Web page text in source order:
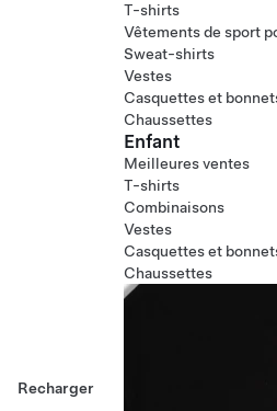
Recharger
T-shirts
Vêtements de sport
Sweat-shirts
Vestes
Casquettes et
Chaussettes
Enfant
Meilleures ventes
T-shirts
Combinaisons
Vestes
Casquettes et
Chaussettes